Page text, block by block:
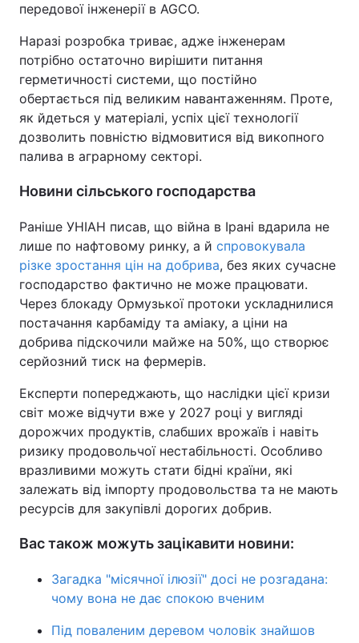
передової інженерії в AGCO.
Наразі розробка триває, адже інженерам
потрібно остаточно вирішити питання
герметичності системи, що постійно
обертається під великим навантаженням. Проте,
як йдеться у матеріалі, успіх цієї технології
дозволить повністю відмовитися від викопного
палива в аграрному секторі.
Новини сільського господарства
Раніше УНІАН писав, що війна в Ірані вдарила не
лише по нафтовому ринку, а й спровокувала
різке зростання цін на добрива, без яких сучасне
господарство фактично не може працювати.
Через блокаду Ормузької протоки ускладнилися
постачання карбаміду та аміаку, а ціни на
добрива підскочили майже на 50%, що створює
серйозний тиск на фермерів.
Експерти попереджають, що наслідки цієї кризи
світ може відчути вже у 2027 році у вигляді
дорожчих продуктів, слабших врожаїв і навіть
ризику продовольчої нестабільності. Особливо
вразливими можуть стати бідні країни, які
залежать від імпорту продовольства та не мають
ресурсів для закупівлі дорогих добрив.
Вас також можуть зацікавити новини:
Загадка "місячної ілюзії" досі не розгадана:
чому вона не дає спокою вченим
Під поваленим деревом чоловік знайшов